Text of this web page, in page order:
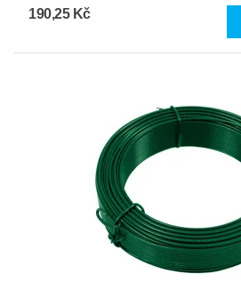
190,25 Kč